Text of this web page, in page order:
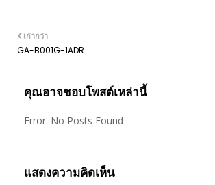
เก่ากว่า
GA-B001G-1ADR
คุณอาจชอบโพสต์เหล่านี้
Error: No Posts Found
แสดงความคิดเห็น